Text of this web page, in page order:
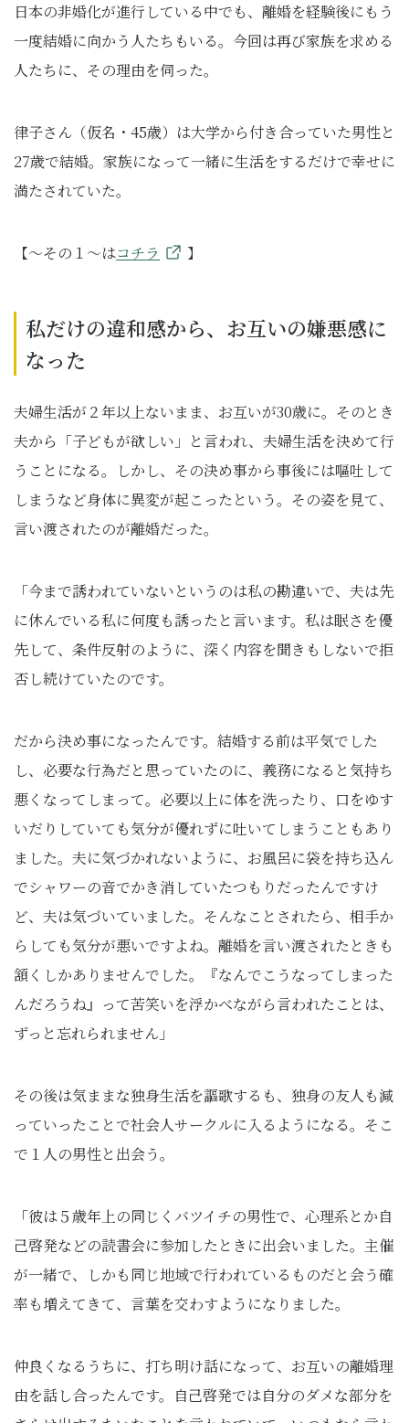
日本の非婚化が進行している中でも、離婚を経験後にもう
一度結婚に向かう人たちもいる。今回は再び家族を求める
人たちに、その理由を伺った。
律子さん（仮名・45歳）は大学から付き合っていた男性と
27歳で結婚。家族になって一緒に生活をするだけで幸せに
満たされていた。
【～その１～はコチラ 】
私だけの違和感から、お互いの嫌悪感に
なった
夫婦生活が２年以上ないまま、お互いが30歳に。そのとき
夫から「子どもが欲しい」と言われ、夫婦生活を決めて行
うことになる。しかし、その決め事から事後には嘔吐して
しまうなど身体に異変が起こったという。その姿を見て、
言い渡されたのが離婚だった。
「今まで誘われていないというのは私の勘違いで、夫は先
に休んでいる私に何度も誘ったと言います。私は眠さを優
先して、条件反射のように、深く内容を聞きもしないで拒
否し続けていたのです。
だから決め事になったんです。結婚する前は平気でした
し、必要な行為だと思っていたのに、義務になると気持ち
悪くなってしまって。必要以上に体を洗ったり、口をゆす
いだりしていても気分が優れずに吐いてしまうこともあり
ました。夫に気づかれないように、お風呂に袋を持ち込ん
でシャワーの音でかき消していたつもりだったんですけ
ど、夫は気づいていました。そんなことされたら、相手か
らしても気分が悪いですよね。離婚を言い渡されたときも
頷くしかありませんでした。『なんでこうなってしまった
んだろうね』って苦笑いを浮かべながら言われたことは、
ずっと忘れられません」
その後は気ままな独身生活を謳歌するも、独身の友人も減
っていったことで社会人サークルに入るようになる。そこ
で１人の男性と出会う。
「彼は５歳年上の同じくバツイチの男性で、心理系とか自
己啓発などの読書会に参加したときに出会いました。主催
が一緒で、しかも同じ地域で行われているものだと会う確
率も増えてきて、言葉を交わすようになりました。
仲良くなるうちに、打ち明け話になって、お互いの離婚理
由を話し合ったんです。自己啓発では自分のダメな部分を